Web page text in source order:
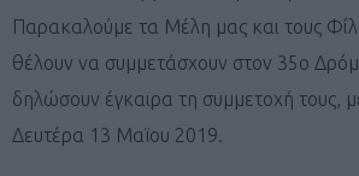
Παρακαλούμε τα Μέλη μας και τους
θέλουν να συμμετάσχουν στον 35ο
δηλώσουν έγκαιρα τη συμμετοχή τους,
Δευτέρα 13 Μαϊου 2019.